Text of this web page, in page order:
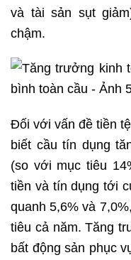
và tài sản sụt
chậm.
Đối với vấn đề tiền
biết cầu tín dụng
(so với mục tiêu
tiền và tín dụng tới
quanh 5,6% và
tiêu cả năm. Tăng
bất động sản phục